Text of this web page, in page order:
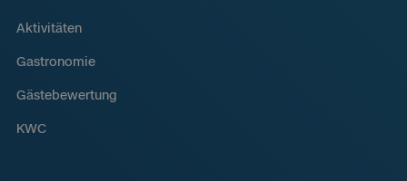
Aktivitäten
Gastronomie
Gästebewertung
KWC